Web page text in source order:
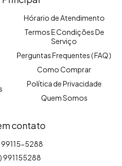
Hórario de Atendimento
Termos E Condições De
Serviço
Perguntas Frequentes ( FAQ )
Como Comprar
Política de Privacidade
Quem Somos
contato
99115-5288
991155288